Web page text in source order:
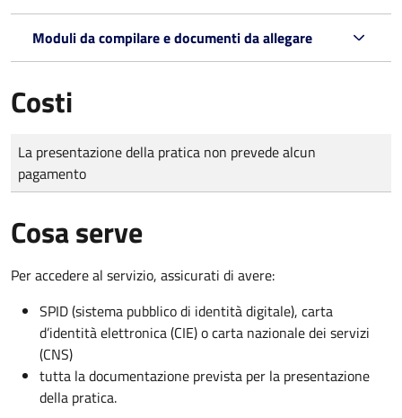
Moduli da compilare e documenti da allegare
Costi
Tipo di pagamento
Importo
La presentazione della pratica non prevede alcun
pagamento
Cosa serve
Per accedere al servizio, assicurati di avere:
SPID (sistema pubblico di identità digitale), carta
d’identità elettronica (CIE) o carta nazionale dei servizi
(CNS)
tutta la documentazione prevista per la presentazione
della pratica.